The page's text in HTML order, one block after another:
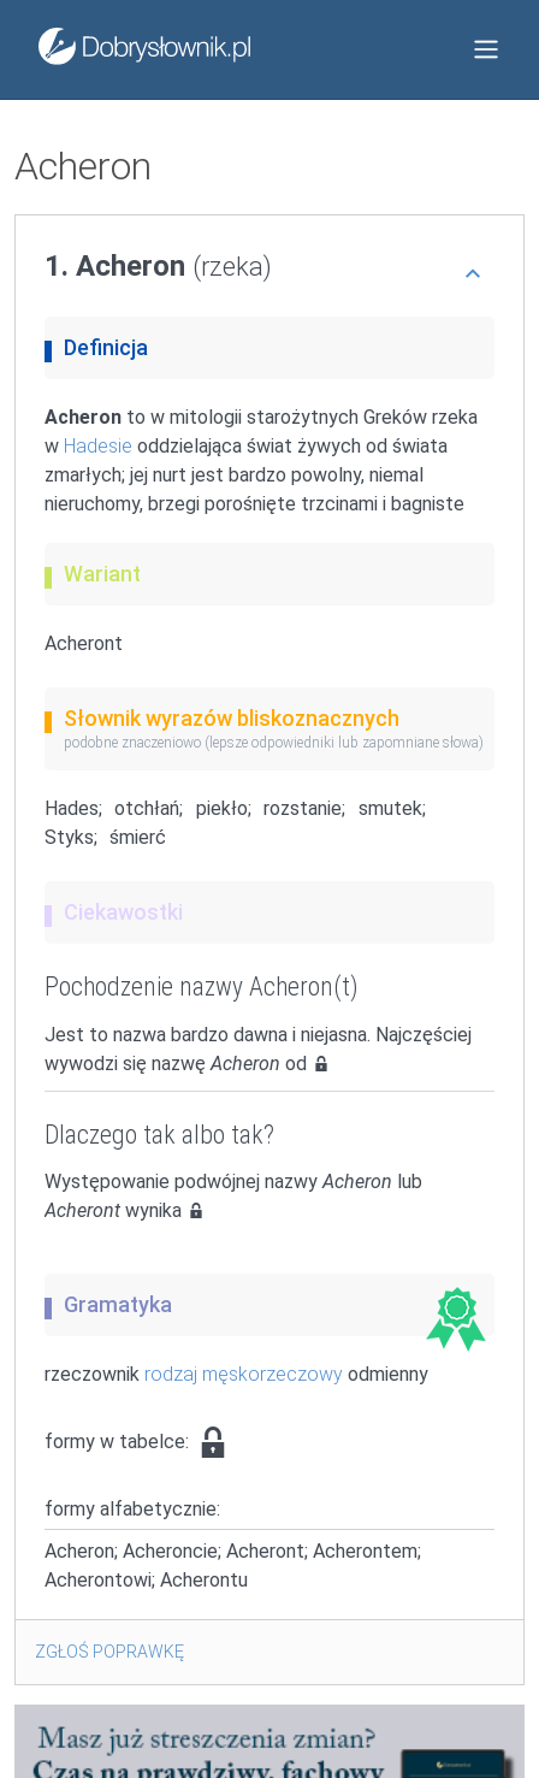
Acheron
1. Acheron (rzeka)
Definicja
Acheron to w mitologii starożytnych Greków rzeka
w Hadesie oddzielająca świat żywych od świata
zmarłych; jej nurt jest bardzo powolny, niemal
nieruchomy, brzegi porośnięte trzcinami i bagniste
Wariant
Acheront
Słownik wyrazów bliskoznacznych
podobne znaczeniowo (lepsze odpowiedniki lub zapomniane słowa)
Hades; otchłań; piekło; rozstanie; smutek;
Styks; śmierć
Ciekawostki
Pochodzenie nazwy Acheron(t)
Jest to nazwa bardzo dawna i niejasna. Najczęściej
wywodzi się nazwę Acheron od
Dlaczego tak albo tak?
Występowanie podwójnej nazwyAcheron lub
Acheront wynika
Gramatyka
rzeczownik rodzaj męskorzeczowy odmienny
formy w tabelce:
formy alfabetycznie:
Acheron; Acheroncie; Acheront; Acherontem;
Acherontowi; Acherontu
ZGŁOŚ POPRAWKĘ